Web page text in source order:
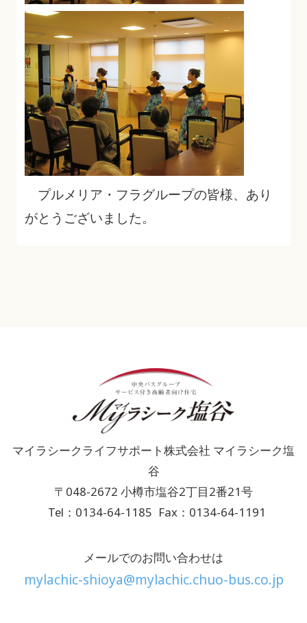
プルメリア・フラグループの皆様、あり
がとうございました。
マイラシークライフサポート株式会社 マイラシーク塩
谷
〒048-2672 小樽市塩谷2丁目2番21号
Tel：0134-64-1185 Fax：0134-64-1191
メールでのお問い合わせは
mylachic-shioya@mylachic.chuo-bus.co.jp